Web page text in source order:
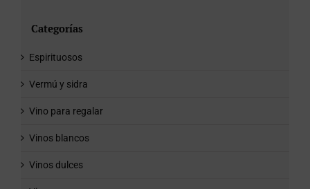
Categorías
Espirituosos
Vermú y sidra
Vino para regalar
Vinos blancos
Vinos dulces